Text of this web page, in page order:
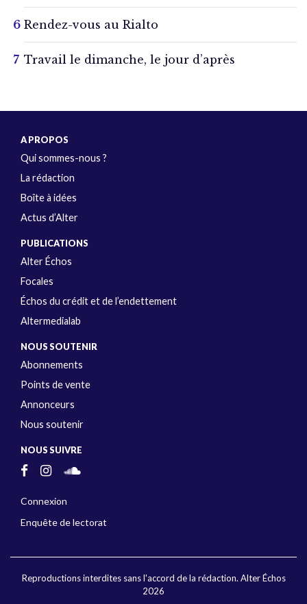
Rendez-vous au Rialto
Travail le dimanche, le jour d’après
A PROPOS
Qui sommes-nous ?
La rédaction
Boîte à idées
Actus d’Alter
PUBLICATIONS
Alter Échos
Focales
Échos du crédit et de l’endettement
Altermedialab
NOUS SOUTENIR
Abonnements
Points de vente
Annonceurs
Nous soutenir
NOUS SUIVRE
Connexion
Enquête de lectorat
Reproductions interdites sans l'accord de la rédaction. Alter Échos
2026